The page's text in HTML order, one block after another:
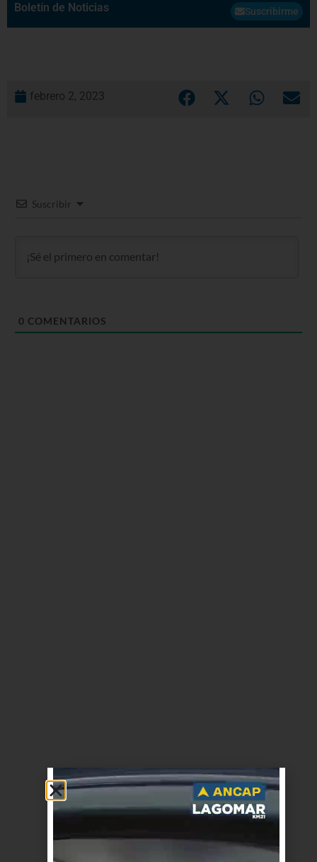
Boletín de Noticias Suscribirme
febrero 2, 2023
Suscribir
0 COMENTARIOS